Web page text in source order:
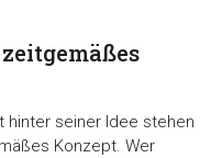
hinter seiner Idee stehen
Konzept. Wer